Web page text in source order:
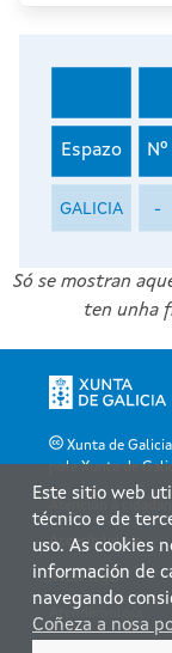
Espazo Nº
GALICIA -
Só se mostran
ten unha
Xunta de
pola Xunta de
Accesibilidade
Aviso legal
Atendémolo/a
Este sitio web
técnico e de
uso. As cookies
información de
navegando
Coñeza a nosa